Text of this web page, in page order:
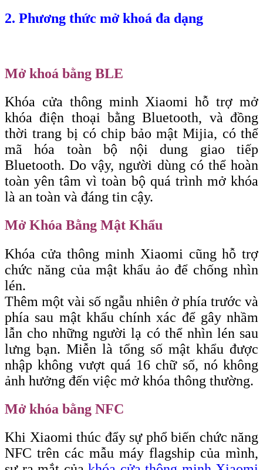
2. Phương thức mở khoá đa dạng
Mở khoá bằng BLE
Khóa cửa thông minh Xiaomi hỗ trợ mở
khóa điện thoại bằng Bluetooth, và đồng
thời trang bị có chip bảo mật Mijia, có thể
mã hóa toàn bộ nội dung giao tiếp
Bluetooth. Do vậy, người dùng có thể hoàn
toàn yên tâm vì toàn bộ quá trình mở khóa
là an toàn và đáng tin cậy.
Mở Khóa Bằng Mật Khẩu
Khóa cửa thông minh Xiaomi cũng hỗ trợ
chức năng của mật khẩu ảo để chống nhìn
lén.
Thêm một vài số ngẫu nhiên ở phía trước và
phía sau mật khẩu chính xác để gây nhầm
lẫn cho những người lạ có thể nhìn lén sau
lưng bạn. Miễn là tổng số mật khẩu được
nhập không vượt quá 16 chữ số, nó không
ảnh hưởng đến việc mở khóa thông thường.
Mở khóa bằng NFC
Khi Xiaomi thúc đẩy sự phổ biến chức năng
NFC trên các mẫu máy flagship của mình,